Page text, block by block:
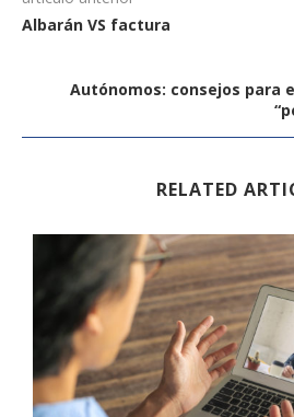
Albarán VS factura
Autónomos: consejos para
RELATED